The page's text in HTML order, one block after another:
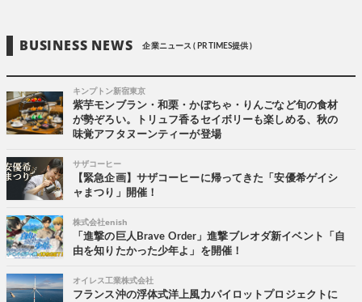
BUSINESS NEWS 企業ニュース ( PR TIMES提供 )
キンプトン新宿東京
紫芋モンブラン・和栗・かぼちゃ・りんごなど旬の食材
が勢ぞろい。トリュフ香るセイボリーも楽しめる、秋の
味覚アフタヌーンティーが登場
サザコーヒー
【緊急企画】サザコーヒーに帰ってきた「安優希ゲイシ
ャまつり」開催！
株式会社enish
「進撃の巨人Brave Order」進撃ブレオダ新イベント「自
由を知りたかった少年よ」を開催！
オイレス工業株式会社
フランス沖の浮体式洋上風力パイロットプロジェクトに